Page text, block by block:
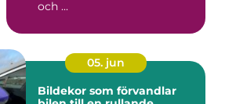
och ...
05. jun
Bildekor som förvandlar